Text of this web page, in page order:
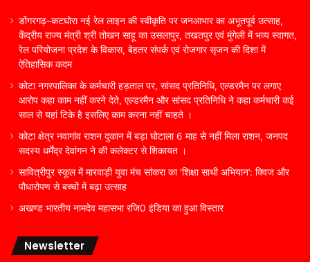
डोंगरगढ़–कटघोरा नई रेल लाइन की स्वीकृति पर जनआभार का अभूतपूर्व उत्साह,
केंद्रीय राज्य मंत्री श्री तोखन साहू का उसलापुर, तखतपुर एवं मुंगेली में भव्य स्वागत,
रेल परियोजना प्रदेश के विकास, बेहतर संपर्क एवं रोजगार सृजन की दिशा में
ऐतिहासिक कदम
कोटा नगरपालिका के कर्मचारी हड़ताल पर, सांसद प्रतिनिधि, एल्डरमैन पर लगाए
आरोप कहा काम नहीं करने देते, एल्डरमैन और सांसद प्रतिनिधि ने कहा कर्मचारी कई
साल से यहां टिके है इसलिए काम करना नहीं चाहते ।
कोटा क्षेत्र नवागांव राशन दुकान में बड़ा घोटाला 6 माह से नहीं मिला राशन, जनपद
सदस्य धर्मेंद्र देवांगन ने की कलेक्टर से शिकायत ।
सावित्रीपुर स्कूल में मारवाड़ी युवा मंच सांकरा का ‘शिक्षा साथी अभियान’: क्विज और
पौधारोपण से बच्चों में बढ़ा उत्साह
अखण्ड भारतीय नामदेव महासभा रजि0 इंडिया का हुआ विस्तार
Newsletter